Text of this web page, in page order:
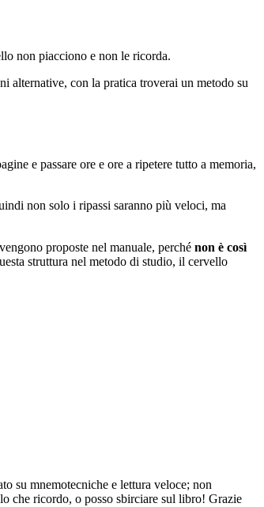
non piacciono e non le ricorda.
alternative, con la pratica troverai un metodo su
e passare ore e ore a ripetere tutto a memoria,
non solo i ripassi saranno più veloci, ma
proposte nel manuale, perché non è così
struttura nel metodo di studio, il cervello
su mnemotecniche e lettura veloce; non
che ricordo, o posso sbirciare sul libro! Grazie